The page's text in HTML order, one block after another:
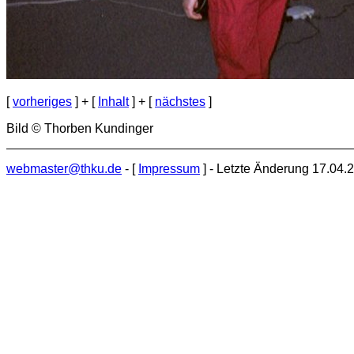
[vorheriges ] + [ Inhalt] + [ nächstes ]
Bild © Thorben Kundinger
webmaster@thku.de - [ Impressum ] - Letzte Änderung